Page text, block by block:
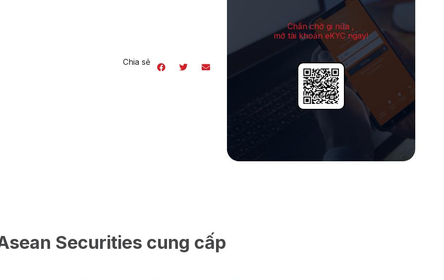
Chia sẻ
Chần chờ gi nữa ,
mở tài khoản eKYC ngay!
Securities cung cấp